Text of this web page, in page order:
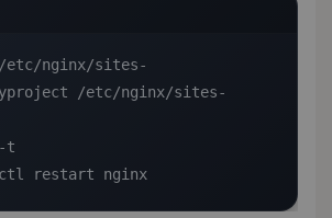
nginx/sites-
/etc/nginx/sites-
t
restart nginx